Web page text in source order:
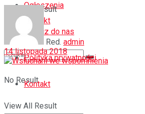
Kontakt
No Result
View All Result
Ogłoszenia
Dołącz do nas
Polityka prywatności
Kontakt
View All Result
Red. admin
14 listopada 2018